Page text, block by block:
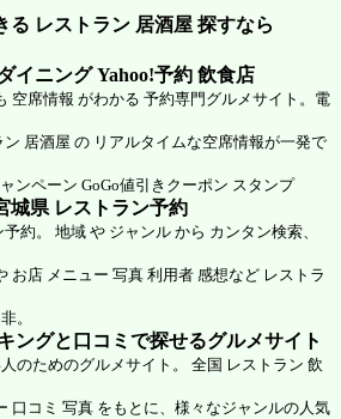
る レストラン 居酒屋 探すなら
イニング Yahoo!予約 飲食店
空席情報 がわかる 予約専門グルメサイト。電
居酒屋 の リアルタイムな空席情報が一発で
ンペーン GoGo値引きクーポン スタンプ
城県 レストラン予約
約。 地域 や ジャンル から カンタン検索、
お店 メニュー 写真 利用者 感想など レストラ
。
ングと口コミで探せるグルメサイト
のためのグルメサイト。 全国 レストラン 飲
口コミ 写真 をもとに、様々なジャンルの人気